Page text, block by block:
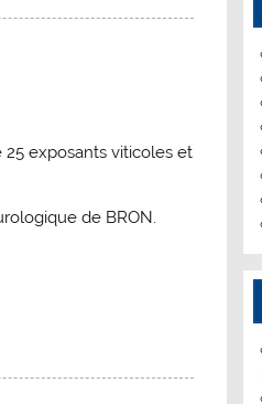
25 exposants viticoles et
de BRON.